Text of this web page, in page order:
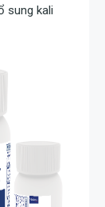
sung kali